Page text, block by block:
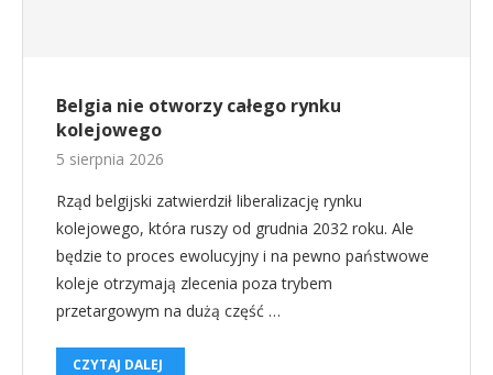
Belgia nie otworzy całego rynku
kolejowego
5 sierpnia 2026
Rząd belgijski zatwierdził liberalizację rynku
kolejowego, która ruszy od grudnia 2032 roku. Ale
będzie to proces ewolucyjny i na pewno państwowe
koleje otrzymają zlecenia poza trybem
przetargowym na dużą część …
CZYTAJ DALEJ